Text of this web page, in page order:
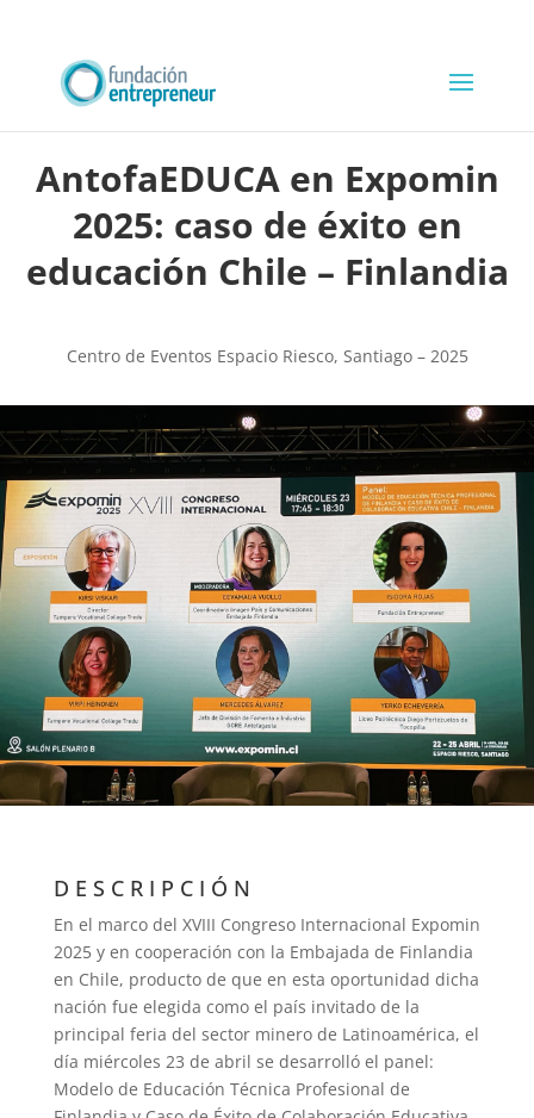
AntofaEDUCA en Expomin
2025: caso de éxito en
educación Chile – Finlandia
Centro de Eventos Espacio Riesco, Santiago – 2025
DESCRIPCIÓN
En el marco del XVIII Congreso Internacional Expomin
2025 y en cooperación con la Embajada de Finlandia
en Chile, producto de que en esta oportunidad dicha
nación fue elegida como el país invitado de la
principal feria del sector minero de Latinoamérica, el
día miércoles 23 de abril se desarrolló el panel:
Modelo de Educación Técnica Profesional de